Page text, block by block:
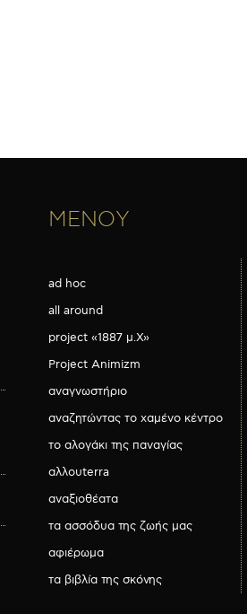
ΜΕΝΟΥ
ad hoc
all around
project «1887 μ.Χ»
Project Animizm
αναγνωστήριο
αναζητώντας το χαμένο κέντρο
το αλογάκι της παναγίας
αλλουterra
αναξιοθέατα
τα ασσόδυα της ζωής μας
αφιέρωμα
τα βιβλία της σκόνης